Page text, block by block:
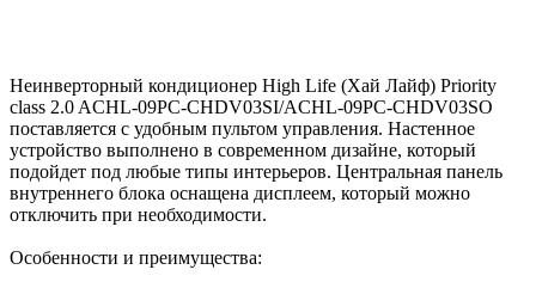
Неинверторный кондиционер High Life (Хай Лайф) Priority
class 2.0 ACHL-09PC-CHDV03SI/ACHL-09PC-CHDV03SO
поставляется с удобным пультом управления. Настенное
устройство выполнено в современном дизайне, который
подойдет под любые типы интерьеров. Центральная панель
внутреннего блока оснащена дисплеем, который можно
отключить при необходимости.
Особенности и преимущества: